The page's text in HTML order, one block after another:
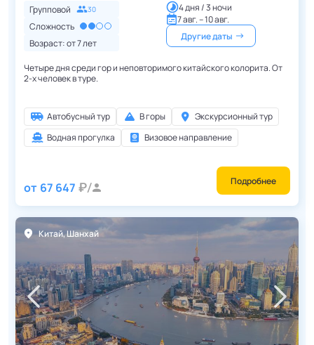
Групповой 30
Сложность
Возраст: от7лет
4 дня / 3 ночи
7 авг. – 10 авг.
Другие даты
Четыре дня среди гор и неповторимого китайского колорита. От
2-х человек в туре.
Автобусный тур В горы
Экскурсионный тур
Водная прогулка
Визовое направление
от 67 647 Подробнее
Китай,Шанхай